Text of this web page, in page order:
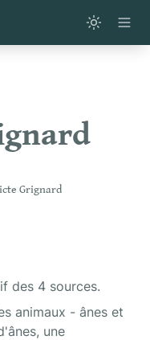
Grignard
des 4 sources.
animaux - ânes et
une